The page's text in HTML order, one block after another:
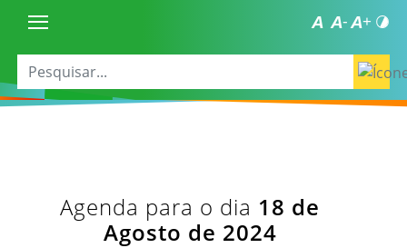
Agenda para o dia 18 de
Agosto de 2024